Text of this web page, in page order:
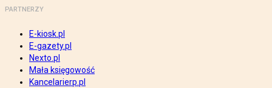
PARTNERZY
E-kiosk.pl
E-gazety.pl
Nexto.pl
Mała księgowość
Kancelarierp.pl